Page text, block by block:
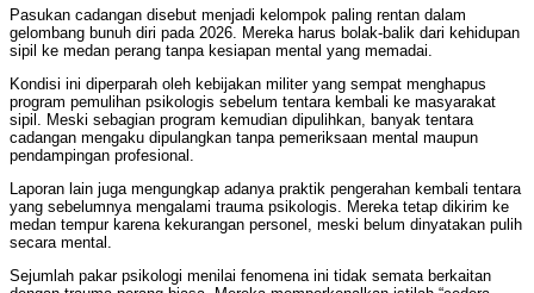
Pasukan cadangan disebut menjadi kelompok paling rentan dalam
gelombang bunuh diri pada 2026. Mereka harus bolak-balik dari kehidupan
sipil ke medan perang tanpa kesiapan mental yang memadai.
Kondisi ini diperparah oleh kebijakan militer yang sempat menghapus
program pemulihan psikologis sebelum tentara kembali ke masyarakat
sipil. Meski sebagian program kemudian dipulihkan, banyak tentara
cadangan mengaku dipulangkan tanpa pemeriksaan mental maupun
pendampingan profesional.
Laporan lain juga mengungkap adanya praktik pengerahan kembali tentara
yang sebelumnya mengalami trauma psikologis. Mereka tetap dikirim ke
medan tempur karena kekurangan personel, meski belum dinyatakan pulih
secara mental.
Sejumlah pakar psikologi menilai fenomena ini tidak semata berkaitan